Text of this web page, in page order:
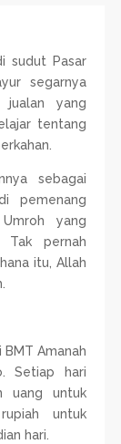
sudut Pasar
segarnya
jualan yang
tentang
sebagai
pemenang
yang
Tak pernah
itu, Allah
BMT Amanah
Setiap hari
uang untuk
untuk
hari.